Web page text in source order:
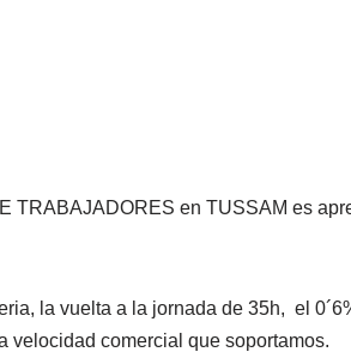
TRABAJADORES en TUSSAM es
la vuelta a la jornada de 35h, el
velocidad comercial que soportamos.